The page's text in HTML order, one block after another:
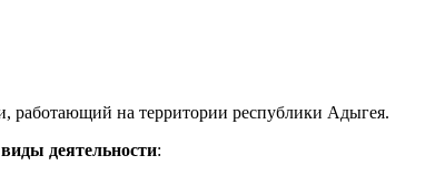
на территории республики Адыгея.
деятельности: